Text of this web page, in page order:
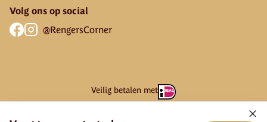
Volg ons op social
@RengersCorner
Veilig betalen met